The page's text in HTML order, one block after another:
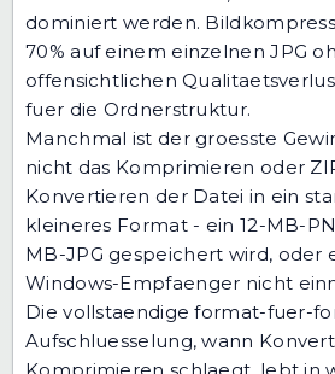
dominiert werden.
70% auf einem einzelnen JPG
offensichtlichen
fuer die Ordnerstruktur.
Manchmal ist der groesste
nicht das Komprimieren oder
Konvertieren der Datei in ein
kleineres Format - ein 12-MB-
MB-JPG gespeichert wird, oder
Windows-Empfaenger nicht
Die vollstaendige format-fuer-
Aufschluesselung, wann